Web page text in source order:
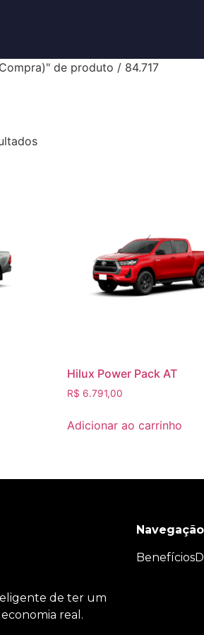
de produto / 84.717
Hilux Power Pack AT
R$ 6.791,00
Adicionar ao carrinho
de ter um
real.
Navegação
Benefícios